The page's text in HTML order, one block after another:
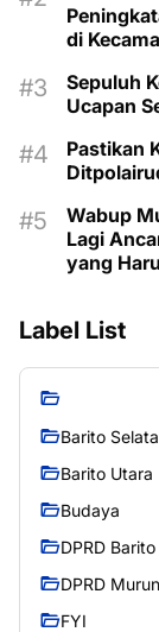
di
Sepuluh
Ucapan
Pastikan
Wabup
Lagi
yang
Label List
Barito
Barito Utara
Budaya
DPRD
DPRD
FYI